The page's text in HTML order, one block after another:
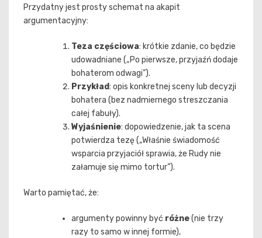
Przydatny jest prosty schemat na akapit
argumentacyjny:
Teza częściowa: krótkie zdanie, co będzie
udowadniane („Po pierwsze, przyjaźń dodaje
bohaterom odwagi”).
Przykład: opis konkretnej sceny lub decyzji
bohatera (bez nadmiernego streszczania
całej fabuły).
Wyjaśnienie: dopowiedzenie, jak ta scena
potwierdza tezę („Właśnie świadomość
wsparcia przyjaciół sprawia, że Rudy nie
załamuje się mimo tortur”).
Warto pamiętać, że:
argumenty powinny być różne(nie trzy
razy to samo w innej formie),